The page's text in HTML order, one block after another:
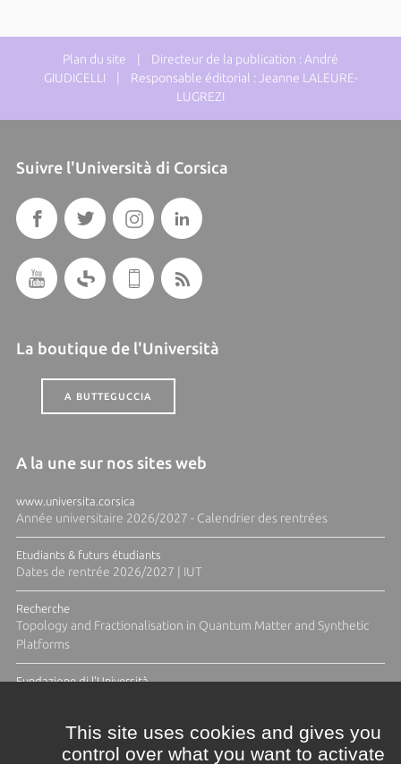
Plan du site | Directeur de la publication : André
GIUDICELLI | Responsable éditorial : Jeanne LALEURE-
LUGREZI
Suivre l'Università di Corsica
La boutique de l'Università
A BUTTEGUCCIA
A la une sur nos sites web
www.universita.corsica
Année universitaire 2026/2027 - Calendrier des rentrées
Etudiants & futurs étudiants
Dates de rentrée 2026/2027 | IUT
Recherche
Topology and Fractionalisation in Quantum Matter and Synthetic
Platforms
Fundazione di l'Università
This site uses cookies and gives you
control over what you want to activate